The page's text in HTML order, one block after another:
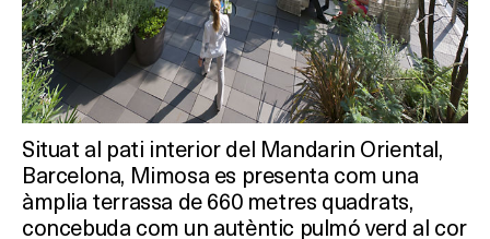
Situat al pati interior del Mandarin Oriental,
Barcelona, Mimosa es presenta com una
àmplia terrassa de 660 metres quadrats,
concebuda com un autèntic pulmó verd al cor